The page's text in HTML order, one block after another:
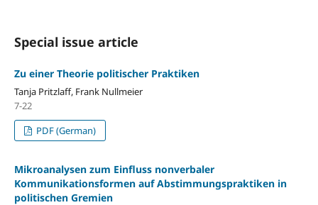
Special issue article
Zu einer Theorie politischer Praktiken
Tanja Pritzlaff, Frank Nullmeier
7-22
PDF (German)
Mikroanalysen zum Einfluss nonverbaler
Kommunikationsformen auf Abstimmungspraktiken in
politischen Gremien